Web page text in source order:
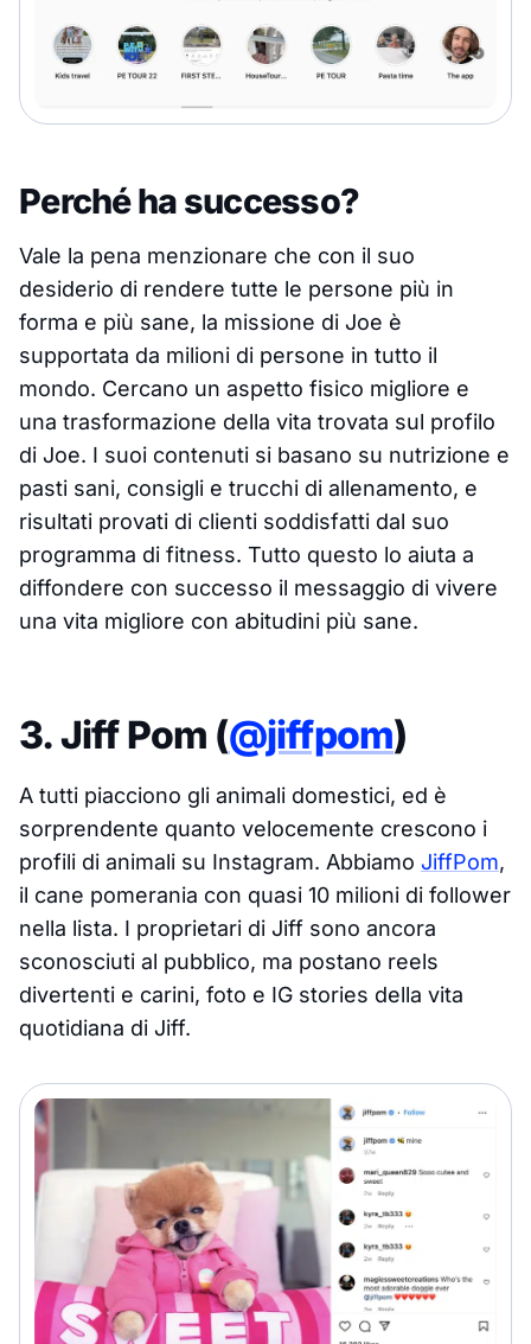
Perché ha successo?
Vale la pena menzionare che con il suo
desiderio di rendere tutte le persone più in
forma e più sane, la missione di Joe è
supportata da milioni di persone in tutto il
mondo. Cercano un aspetto fisico migliore e
una trasformazione della vita trovata sul profilo
di Joe. I suoi contenuti si basano su nutrizione e
pasti sani, consigli e trucchi di allenamento, e
risultati provati di clienti soddisfatti dal suo
programma di fitness. Tutto questo lo aiuta a
diffondere con successo il messaggio di vivere
una vita migliore con abitudini più sane.
3. Jiff Pom (@jiffpom)
A tutti piacciono gli animali domestici, ed è
sorprendente quanto velocemente crescono i
profili di animali su Instagram. Abbiamo JiffPom,
il cane pomerania con quasi 10 milioni di follower
nella lista. I proprietari di Jiff sono ancora
sconosciuti al pubblico, ma postano reels
divertenti e carini, foto e IG stories della vita
quotidiana di Jiff.